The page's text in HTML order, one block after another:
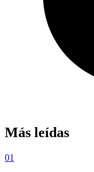
Más leídas
01